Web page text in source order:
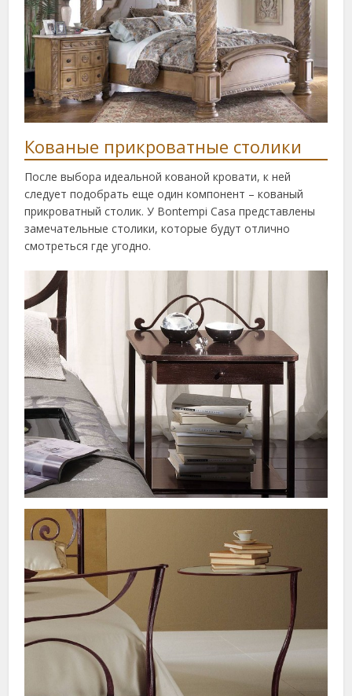
Кованые прикроватные столики
После выбора идеальной кованой кровати, к ней
следует подобрать еще один компонент – кованый
прикроватный столик. У Bontempi Casa представлены
замечательные столики, которые будут отлично
смотреться где угодно.